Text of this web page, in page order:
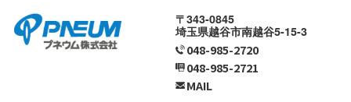
〒343-0845
埼玉県越谷市南越谷5-15-3
048-985-2720
048-985-2721
MAIL